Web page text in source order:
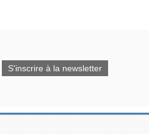
S'inscrire à la newsletter